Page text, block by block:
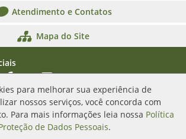
para melhorar sua experiência de
nossos serviços, você concorda com
Para mais informações leia nossa Política
de Dados Pessoais.
Atendimento e Contatos
Mapa do Site
X Threads
Acessar Facebook
Acessar YouTube
Acessar Flickr
Acessar SoundCloud
da Silveira, n. 208
88020-901